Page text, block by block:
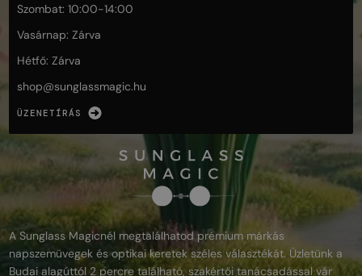
Szombat: 10:00-14:00
Vasárnap: Zárva
Hétfő: Zárva
shop@sunglassmagic.hu
ÜZENETÍRÁS
A Sunglass Magicnél megtalálhatod prémium márkás
napszemüvegek és optikai keretek széles választékát. Üzletünk a
Budai alagúttól 2 percre található, szakértői tanácsadással vár